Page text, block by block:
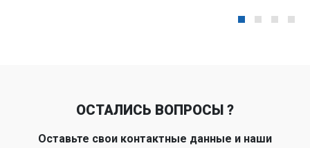
ОСТАЛИСЬ ВОПРОСЫ ?
Оставьте свои контактные данные и наши